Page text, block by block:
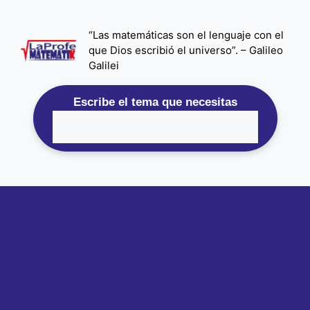
contenido
“Las matemáticas son el lenguaje con el
que Dios escribió el universo”. – Galileo
Galilei
Escribe el tema que necesitas